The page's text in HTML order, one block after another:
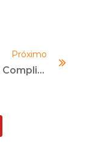
Próximo
Cresce O Compliance Nas Pequenas E Médias Empresas (PMEs)